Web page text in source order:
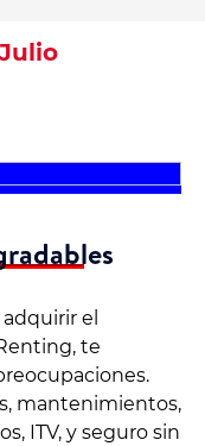
el
te
mantenimientos,
ITV, y seguro sin